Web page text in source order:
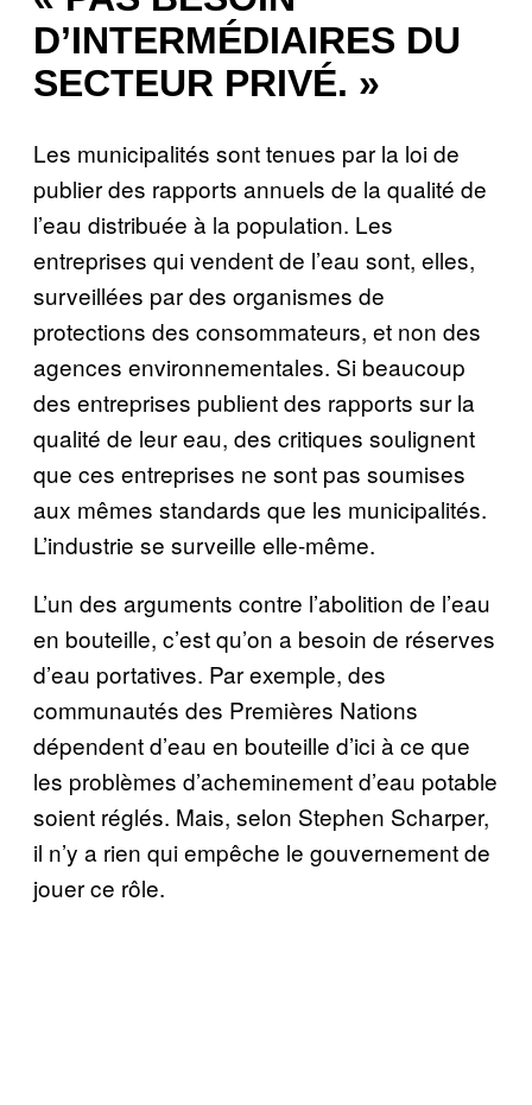
D’INTERMÉDIAIRES DU
SECTEUR PRIVÉ. »
Les municipalités sont tenues par la loi de
publier des rapports annuels de la qualité de
l’eau distribuée à la population. Les
entreprises qui vendent de l’eau sont, elles,
surveillées par des organismes de
protections des consommateurs, et non des
agences environnementales. Si beaucoup
des entreprises publient des rapports sur la
qualité de leur eau, des critiques soulignent
que ces entreprises ne sont pas soumises
aux mêmes standards que les municipalités.
L’industrie se surveille elle-même.
L’un des arguments contre l’abolition de l’eau
en bouteille, c’est qu’on a besoin de réserves
d’eau portatives. Par exemple, des
communautés des Premières Nations
dépendent d’eau en bouteille d’ici à ce que
les problèmes d’acheminement d’eau potable
soient réglés. Mais, selon Stephen Scharper,
il n’y a rien qui empêche le gouvernement de
jouer ce rôle.